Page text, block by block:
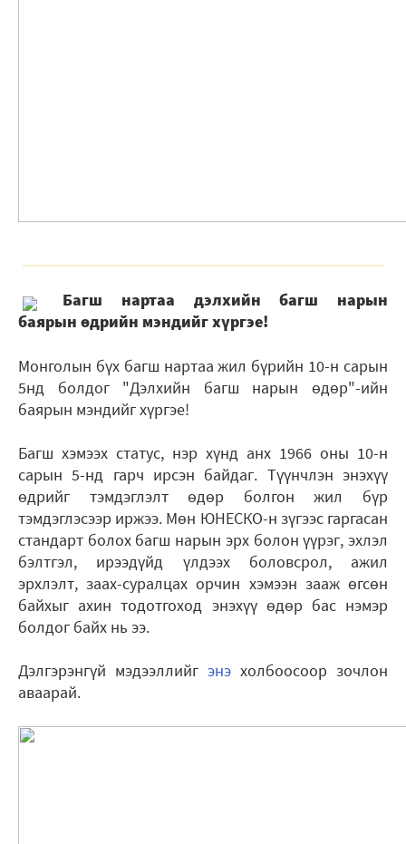
Багш нартаа дэлхийн багш нарын
баярын өдрийн мэндийг хүргэе!
Монголын бүх багш нартаа жил бүрийн 10-н сарын
5нд болдог "Дэлхийн багш нарын өдөр"-ийн
баярын мэндийг хүргэе!
Багш хэмээх статус, нэр хүнд анх 1966 оны 10-н
сарын 5-нд гарч ирсэн байдаг. Түүнчлэн энэхүү
өдрийг тэмдэглэлт өдөр болгон жил бүр
тэмдэглэсээр иржээ. Мөн ЮНЕСКО-н зүгээс гаргасан
стандарт болох багш нарын эрх болон үүрэг, эхлэл
бэлтгэл, ирээдүйд үлдээх боловсрол, ажил
эрхлэлт, заах-суралцах орчин хэмээн зааж өгсөн
байхыг ахин тодотгоход энэхүү өдөр бас нэмэр
болдог байх нь ээ.
Дэлгэрэнгүй мэдээллийг энэ холбоосоор зочлон
аваарай.